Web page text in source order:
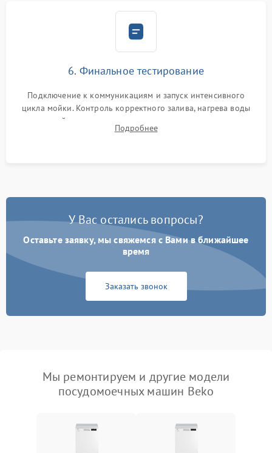
6. Финальное тестирование
Подключение к коммуникациям и запуск интенсивного
цикла мойки. Контроль корректного залива, нагрева воды
до нужной температуры, отсутствия посторонних шумов,
штатного слива и абсолютной сухости в поддоне.
Подробнее
У Вас остались вопросы?
Оставьте заявку, мы свяжемся с Вами в ближайшее
время
Заказать звонок
Мы ремонтируем и другие модели
посудомоечных машин Beko